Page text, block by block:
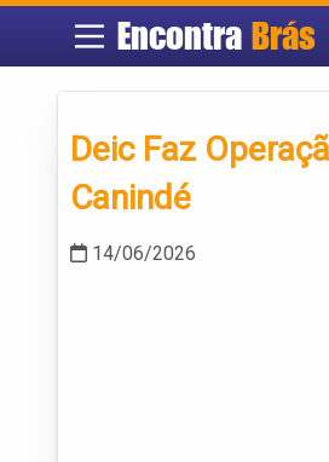
EncontraBrás
Deic Faz
Canindé
14/06/2026